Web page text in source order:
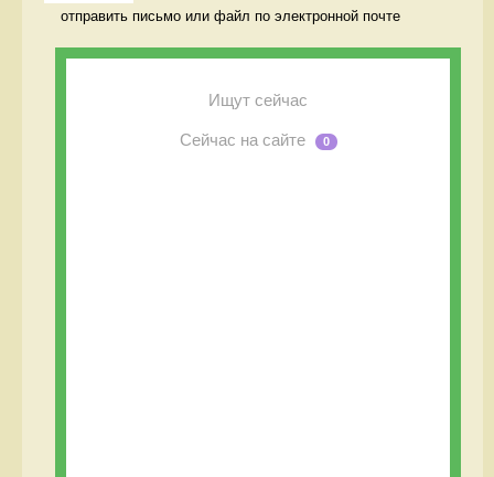
отправить письмо или файл по электронной почте
Ищут сейчас
Сейчас на сайте 0